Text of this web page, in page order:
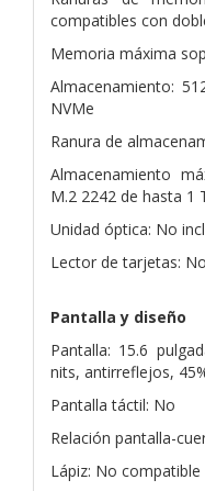
compatibles con
Memoria máxima
Almacenamiento:
NVMe
Ranura de
Almacenamiento
M.2 2242 de hasta 1
Unidad óptica: No
Lector de tarjetas:
Pantalla y diseño
Pantalla: 15.6
nits, antirreflejos,
Pantalla táctil: No
Relación pantalla-
Lápiz: No compatible